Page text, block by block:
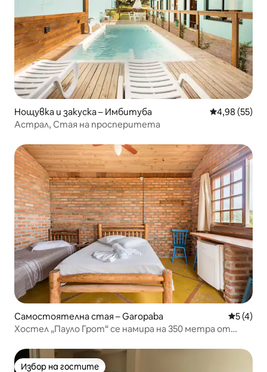
Нощувка и закуска – Имбитуба Средна
4,98 (55)
Астрал, Стая на просперитета
Самостоятелна стая – Garopaba Средна
5 (4)
Хостел „Пауло Грот“ се намира на 350 метра от
Избор на гостите